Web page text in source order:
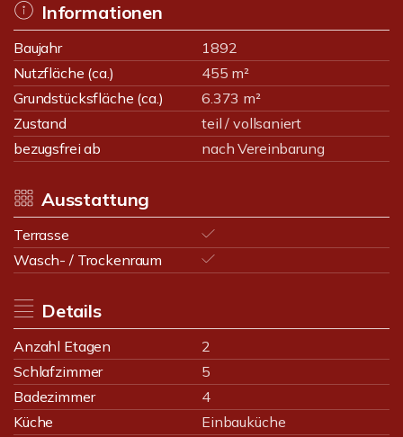
Informationen
Baujahr
1892
Nutzfläche (ca.)
455 m²
Grundstücksfläche (ca.)
6.373 m²
Zustand
teil / vollsaniert
bezugsfrei ab
nach Vereinbarung
Ausstattung
Terrasse
Wasch- / Trockenraum
Details
Anzahl Etagen
2
Schlafzimmer
5
Badezimmer
4
Küche
Einbauküche